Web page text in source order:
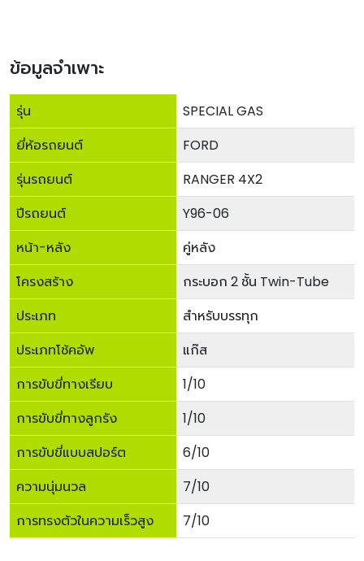
ข้อมูลจำเพาะ
รุ่น
SPECIAL GAS
ยี่ห้อรถยนต์
FORD
รุ่นรถยนต์
RANGER 4X2
ปีรถยนต์
Y96-06
หน้า-หลัง
คู่หลัง
โครงสร้าง
กระบอก 2 ชั้น Twin-Tube
ประเภท
สำหรับบรรทุก
ประเภทโช้คอัพ
แก๊ส
การขับขี่ทางเรียบ
1/10
การขับขี่ทางลูกรัง
1/10
การขับขี่แบบสปอร์ต
6/10
ความนุ่มนวล
7/10
การทรงตัวในความเร็วสูง
7/10